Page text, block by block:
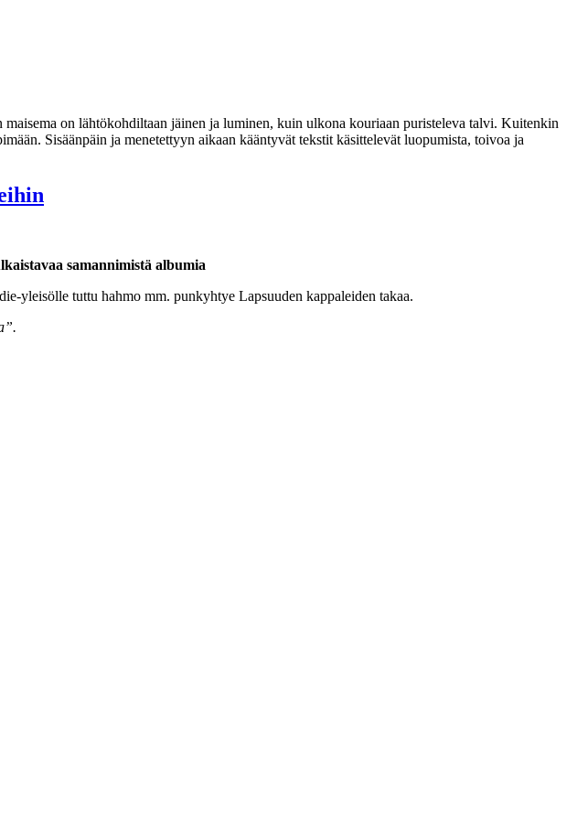
on lähtökohdiltaan jäinen ja luminen, kuin ulkona kouriaan puristeleva talvi. Kuitenkin
Sisäänpäin ja menetettyyn aikaan kääntyvät tekstit käsittelevät luopumista, toivoa ja
samannimistä albumia
yleisölle tuttu hahmo mm. punkyhtye Lapsuuden kappaleiden takaa.